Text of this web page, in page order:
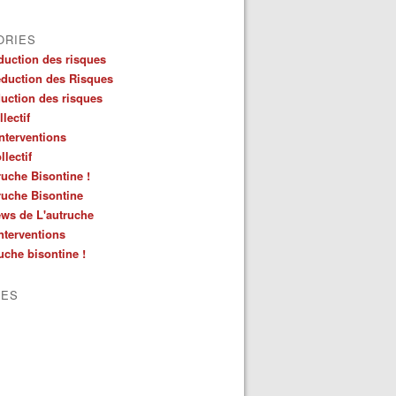
des risques
des Risques
des risques
Bisontine !
Bisontine
de L'autruche
bisontine !